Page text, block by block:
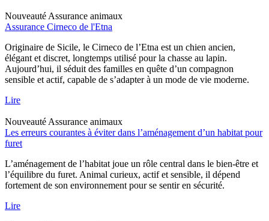
Nouveauté Assurance animaux
Assurance Cirneco de l'Etna
Originaire de Sicile, le Cirneco de l’Etna est un chien ancien,
élégant et discret, longtemps utilisé pour la chasse au lapin.
Aujourd’hui, il séduit des familles en quête d’un compagnon
sensible et actif, capable de s’adapter à un mode de vie moderne.
Lire
Nouveauté Assurance animaux
Les erreurs courantes à éviter dans l’aménagement d’un habitat pour
furet
L’aménagement de l’habitat joue un rôle central dans le bien-être et
l’équilibre du furet. Animal curieux, actif et sensible, il dépend
fortement de son environnement pour se sentir en sécurité.
Lire